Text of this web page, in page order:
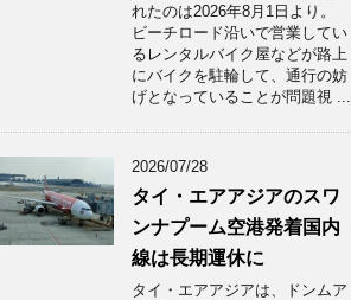
れたのは2026年8月1日より。
ビーチロード沿いで営業してい
るレンタルバイク屋などが路上
にバイクを駐輪して、通行の妨
げとなっていることが問題視 ...
2026/07/28
タイ・エアアジアのスワ
ンナプーム空港発着国内
線は長期運休に
タイ・エアアジアは、ドンムア